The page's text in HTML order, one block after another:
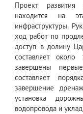
Проект
находится на
инфраструктуры.
ход работ по
доступ в долину
составляет
завершены
составляет
завершение
установка
водопровода и